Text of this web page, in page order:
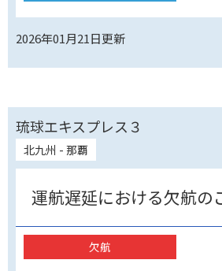
2026年01月21日更新
琉球エキスプレス３
北九州 - 那覇
運航遅延における欠航の
欠航